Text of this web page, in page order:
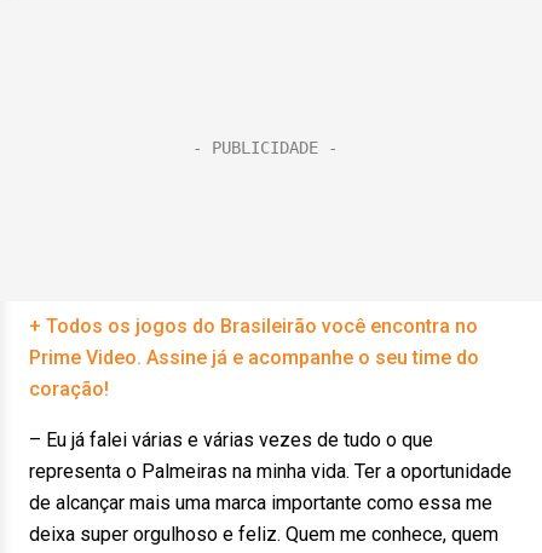
+ Todos os jogos do Brasileirão você encontra no
Prime Video. Assine já e acompanhe o seu time do
coração!
– Eu já falei várias e várias vezes de tudo o que
representa o Palmeiras na minha vida. Ter a oportunidade
de alcançar mais uma marca importante como essa me
deixa super orgulhoso e feliz. Quem me conhece, quem